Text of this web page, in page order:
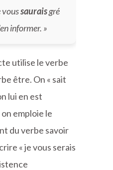
voussauraisgré
informer. »
utilise le verbe
être. On « sait
lui en est
emploie le
du verbe savoir
« je vous serais